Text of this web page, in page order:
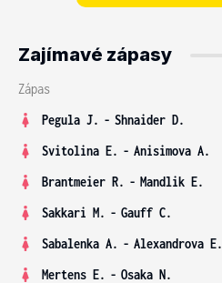
Zajímavé zápasy
Zápas
Pegula J. - Shnaider D.
Svitolina E. - Anisimova A.
Brantmeier R. - Mandlik E.
Sakkari M. - Gauff C.
Sabalenka A. - Alexandrova E.
Mertens E. - Osaka N.